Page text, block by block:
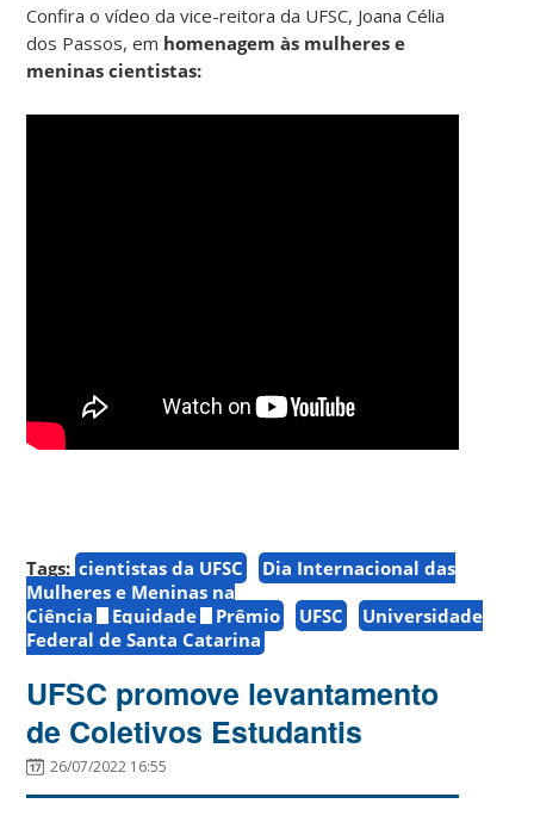
Confira o vídeo da vice-reitora da UFSC, Joana Célia
dos Passos, em homenagem às mulheres e
meninas cientistas:
Tags: cientistas da UFSC
Dia Internacional das
Mulheres e Meninas na
Ciência
Equidade Prêmio UFSC
Universidade
Federal de Santa Catarina
UFSC promove levantamento
de Coletivos Estudantis
26/07/2022 16:55